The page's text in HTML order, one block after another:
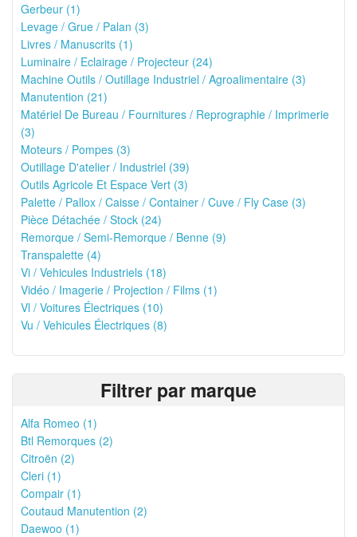
Gerbeur (1)
Levage / Grue / Palan (3)
Livres / Manuscrits (1)
Luminaire / Eclairage / Projecteur (24)
Machine Outils / Outillage Industriel / Agroalimentaire (3)
Manutention (21)
Matériel De Bureau / Fournitures / Reprographie / Imprimerie
(3)
Moteurs / Pompes (3)
Outillage D'atelier / Industriel (39)
Outils Agricole Et Espace Vert (3)
Palette / Pallox / Caisse / Container / Cuve / Fly Case (3)
Pièce Détachée / Stock (24)
Remorque / Semi-Remorque / Benne (9)
Transpalette (4)
Vi / Vehicules Industriels (18)
Vidéo / Imagerie / Projection / Films (1)
Vl / Voitures Électriques (10)
Vu / Vehicules Électriques (8)
Filtrer par marque
Alfa Romeo (1)
Btl Remorques (2)
Citroën (2)
Cleri (1)
Compair (1)
Coutaud Manutention (2)
Daewoo (1)